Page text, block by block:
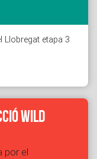
Llobregat etapa 3
Wild
por el